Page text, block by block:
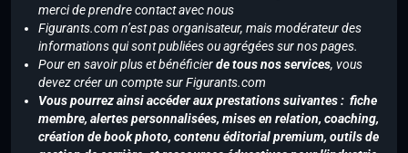
merci de prendre contact avec nous
Figurants.com n’est pas organisateur, mais modérateur des
informations qui sont publiées ou agrégées sur nos pages.
Pour en savoir plus et bénéficierde tous nos services, vous
devez créer un compte sur Figurants.com
Vous pourrez ainsi accéder aux prestations suivantes : fiche
membre, alertes personnalisées, mises en relation, coaching,
création de book photo, contenu éditorial premium, outils de